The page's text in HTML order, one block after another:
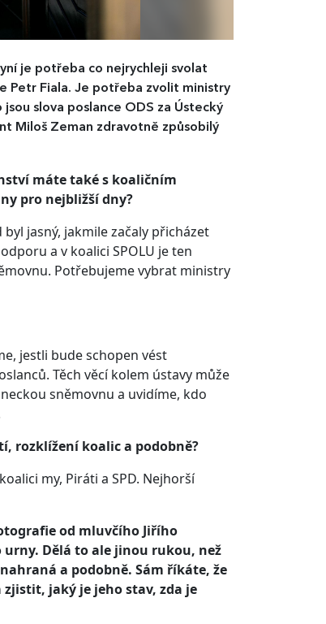
je potřeba co nejrychleji svolat
Petr Fiala. Je potřeba zvolit ministry
slova poslance ODS za Ústecký
Miloš Zeman zdravotně způsobilý
máte také s koaličním
pro nejbližší dny?
jasný, jakmile začaly přicházet
a v koalici SPOLU je ten
Potřebujeme vybrat ministry
jestli bude schopen vést
Těch věcí kolem ústavy může
sněmovnu a uvidíme, kdo
rozklížení koalic a podobně?
my, Piráti a SPD. Nejhorší
od mluvčího Jiřího
Dělá to ale jinou rukou, než
a podobně. Sám říkáte, že
jaký je jeho stav, zda je